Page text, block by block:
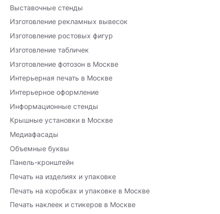
Выставочные стенды
Изготовление рекламных вывесок
Изготовление ростовых фигур
Изготовление табличек
Изготовление фотозон в Москве
Интерьерная печать в Москве
Интерьерное оформление
Информационные стенды
Крышные установки в Москве
Медиафасады
Объемные буквы
Панель-кронштейн
Печать на изделиях и упаковке
Печать на коробках и упаковке в Москве
Печать наклеек и стикеров в Москве